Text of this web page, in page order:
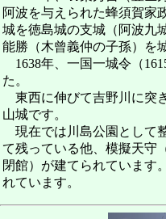
阿波を与えられた蜂須賀家
城を徳島城の支城（阿波九
能勝（木曾義仲の子孫）を
1638年、一国一城令（
た。
東西に伸びて吉野川に突
山城です。
現在では川島公園として
て残っている他、模擬天守
閉館）が建てられています
れています。